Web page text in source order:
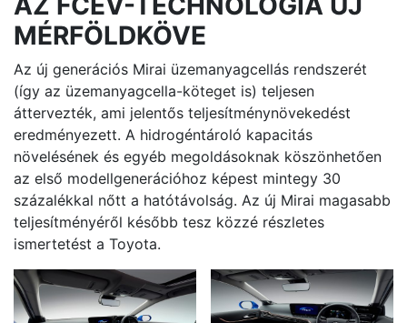
MÉRFÖLDKÖVE
Az új generációs Mirai üzemanyagcellás rendszerét
(így az üzemanyagcella-köteget is) teljesen
áttervezték, ami jelentős teljesítménynövekedést
eredményezett. A hidrogéntároló kapacitás
növelésének és egyéb megoldásoknak köszönhetően
az első modellgenerációhoz képest mintegy 30
százalékkal nőtt a hatótávolság. Az új Mirai magasabb
teljesítményéről később tesz közzé részletes
ismertetést a Toyota.